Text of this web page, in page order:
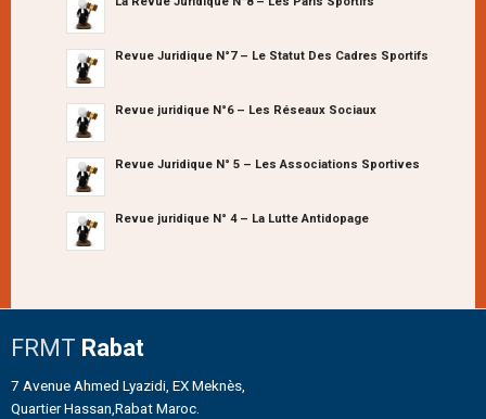
Revue Juridique N°7 – Le Statut Des Cadres Sportifs
Revue juridique N°6 – Les Réseaux Sociaux
Revue Juridique N° 5 – Les Associations Sportives
Revue juridique N° 4 – La Lutte Antidopage
FRMT Rabat
7 Avenue Ahmed Lyazidi, EX Meknès,
Quartier Hassan,Rabat Maroc.